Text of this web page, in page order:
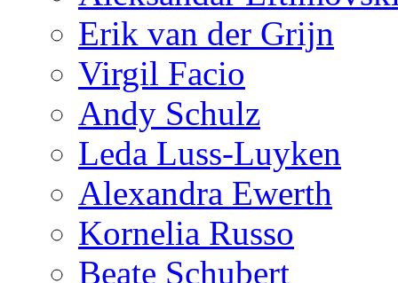
Erik van der Grijn
Virgil Facio
Andy Schulz
Leda Luss-Luyken
Alexandra Ewerth
Kornelia Russo
Beate Schubert